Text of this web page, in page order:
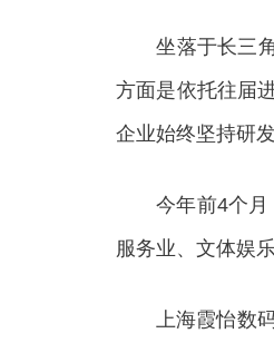
坐落于长三角
方面是依托往届
企业始终坚持研
今年前4个月，
服务业、文体娱
上海霞怡数码